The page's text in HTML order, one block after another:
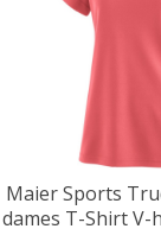
Maier Sports
dames T-Shirt